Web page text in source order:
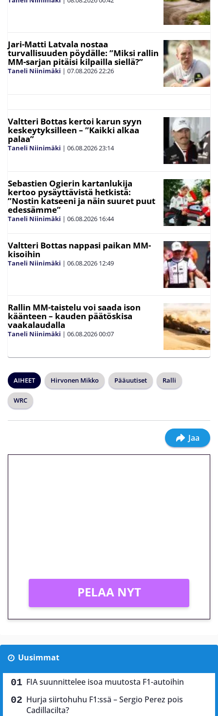
Jari-Matti Latvala nostaa
turvallisuuden pöydälle: ”Miksi rallin
MM-sarjan pitäisi kilpailla siellä?”
Taneli Niinimäki | 07.08.202622:26
Valtteri Bottas kertoi karun syyn
keskeytyksilleen – ”Kaikki alkaa
palaa”
Taneli Niinimäki | 06.08.202623:14
Sebastien Ogierin kartanlukija
kertoo pysäyttävistä hetkistä:
”Nostin katseeni ja näin suuret puut
edessämme”
Taneli Niinimäki | 06.08.2026 16:44
Valtteri Bottas nappasi paikan MM-
kisoihin
Taneli Niinimäki | 06.08.2026 12:49
Rallin MM-taistelu voi saada ison
käänteen – kauden päätöskisa
vaakalaudalla
Taneli Niinimäki | 06.08.202600:07
AIHEET Hirvonen Mikko Pääuutiset Ralli
WRC
Jaa
PELAA NYT
Uusimmat
FIA suunnittelee isoa muutosta F1-autoihin
Hurja siirtohuhu F1:ssä – Sergio Perez pois
Cadillacilta?